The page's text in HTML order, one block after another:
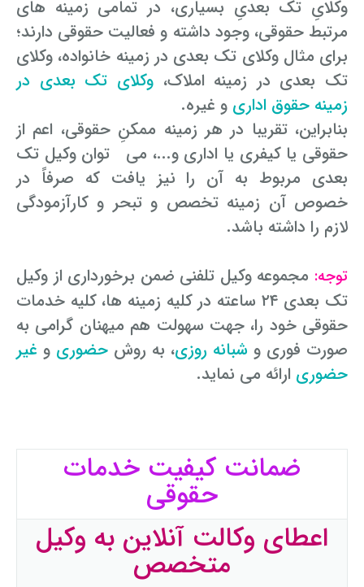
وکلایِ تک بعدیِ بسیاری، در تمامی زمینه­ های
مرتبط حقوقی، وجود داشته و فعالیت حقوقی دارند؛
برای مثال وکلای تک بعدی در زمینه خانواده، وکلای
تک بعدی در زمینه املاک،وکلای تک بعدی در
زمینه حقوق اداری و غیره.
بنابراین، تقریبا در هر زمینه ممکنِ حقوقی، اعم از
حقوقی یا کیفری یا اداری و...، می ­ توان وکیل تک
بعدی مربوط به آن را نیز یافت که صرفاً در
خصوص آن زمینه تخصص و تبحر و کارآزمودگی
لازم را داشته باشد.
توجه: مجموعه وکیل تلفنی ضمن برخورداری از وکیل
تک بعدی ۲۴ ساعته در کلیه زمینه ­ها، کلیه خدمات
حقوقی خود را، جهت سهولت هم ­میهنان گرامی به
صورت فوری و شبانه ­روزی، به روش حضوری و غیر
حضوری ارائه می ­نماید.
ضمانت کیفیت خدمات
حقوقی
اعطای وکالت آنلاین به وکیل
متخصص